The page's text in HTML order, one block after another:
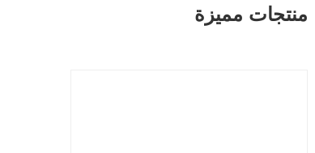
منتجات مميزة